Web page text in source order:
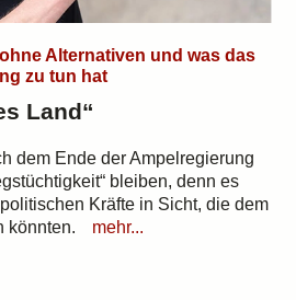
Alternativen und was das
zu tun hat
Land“
dem Ende der Ampelregierung
bleiben, denn es
Kräfte in Sicht, die dem
könnten.
mehr...